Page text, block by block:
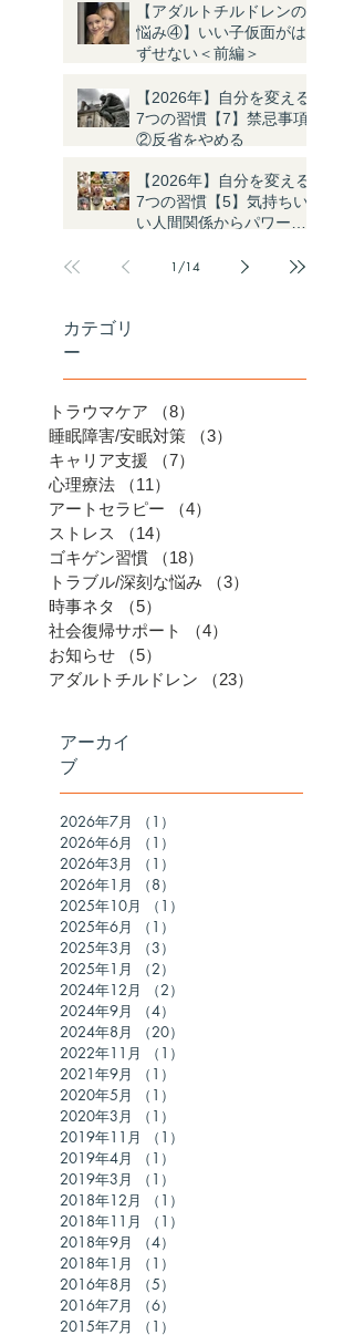
【アダルトチルドレンの
悩み④】いい子仮面がは
ずせない＜前編＞
【2026年】自分を変える
7つの習慣【7】禁忌事項
②反省をやめる
【2026年】自分を変える
7つの習慣【5】気持ちい
い人間関係からパワーを
1 /14
カテゴリ
ー
トラウマケア （8）
睡眠障害/安眠対策
（3）
キャリア支援
（7）
心理療法
（11）
アートセラピー
（4）
ストレス
（14）
ゴキゲン習慣
（18）
トラブル/深刻な悩み
（3）
時事ネタ
（5）
社会復帰サポート
（4）
お知らせ
（5）
アダルトチルドレン
（23）
アーカイ
ブ
2026年7月 （1）
2026年6月
（1）
2026年3月
（1）
2026年1月
（8）
2025年10月
（1）
2025年6月
（1）
2025年3月
（3）
2025年1月
（2）
2024年12月
（2）
2024年9月
（4）
2024年8月
（20）
2022年11月
（1）
2021年9月
（1）
2020年5月
（1）
2020年3月
（1）
2019年11月
（1）
2019年4月
（1）
2019年3月
（1）
2018年12月
（1）
2018年11月
（1）
2018年9月
（4）
2018年1月
（1）
2016年8月
（5）
2016年7月
（6）
2015年7月
（1）